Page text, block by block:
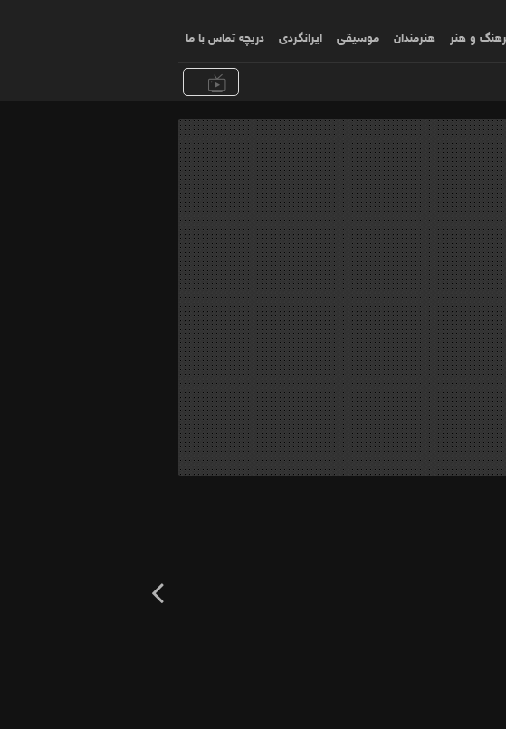
و هنر هنرمندان موسیقی ایرانگردی دریچه تماس با ما